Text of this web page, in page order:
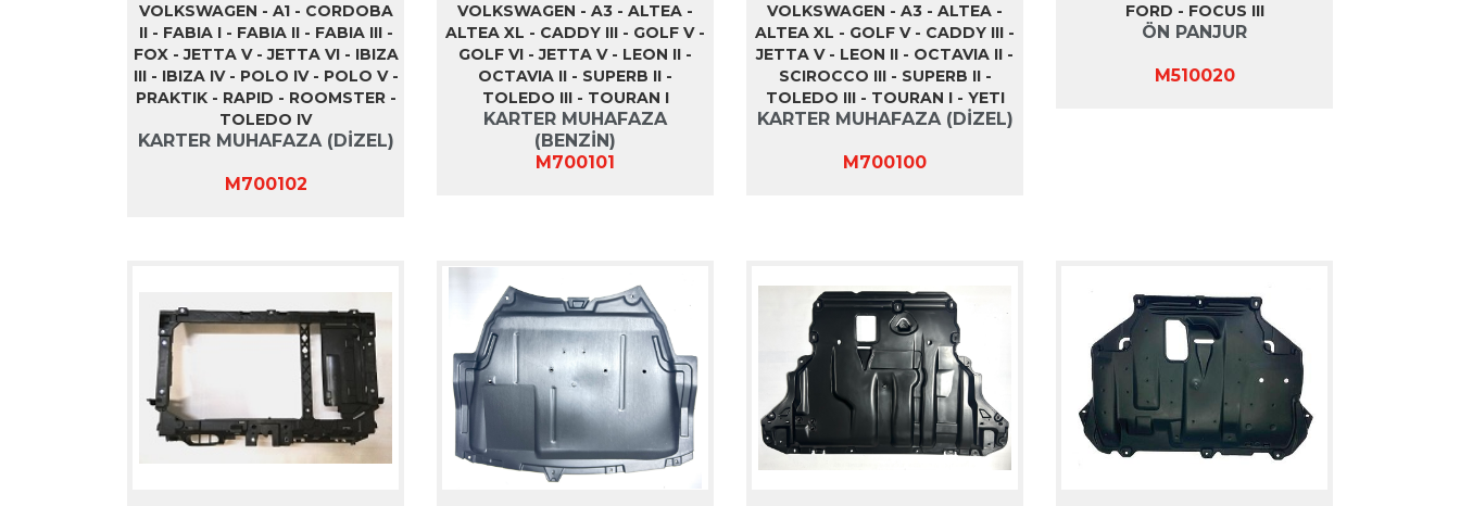
VOLKSWAGEN - A1 - CORDOBA
II - FABIA I - FABIA II - FABIA III -
FOX - JETTA V - JETTA VI - IBIZA
III - IBIZA IV - POLO IV - POLO V -
PRAKTIK - RAPID - ROOMSTER -
TOLEDO IV
KARTER MUHAFAZA (DİZEL)
M700102
VOLKSWAGEN - A3 - ALTEA -
ALTEA XL - CADDY III - GOLF V -
GOLF VI - JETTA V - LEON II -
OCTAVIA II - SUPERB II -
TOLEDO III - TOURAN I
KARTER MUHAFAZA
(BENZİN)
M700101
VOLKSWAGEN - A3 - ALTEA -
ALTEA XL - GOLF V - CADDY III -
JETTA V - LEON II - OCTAVIA II -
SCIROCCO III - SUPERB II -
TOLEDO III - TOURAN I - YETI
KARTER MUHAFAZA (DİZEL)
M700100
FORD - FOCUS III
ÖN PANJUR
M510020